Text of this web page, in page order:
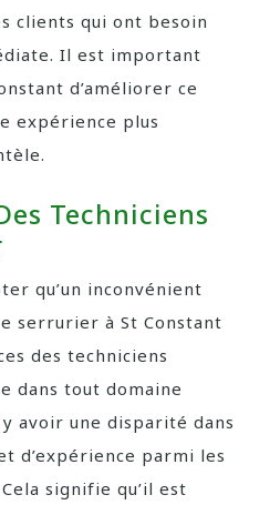
clients qui ont besoin
Il est important
d’améliorer ce
expérience plus
Techniciens
qu’un inconvénient
serrurier à St Constant
des techniciens
dans tout domaine
avoir une disparité dans
d’expérience parmi les
signifie qu’il est